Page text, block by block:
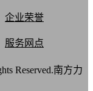
企业荣誉
服务网点
Reserved.南方力